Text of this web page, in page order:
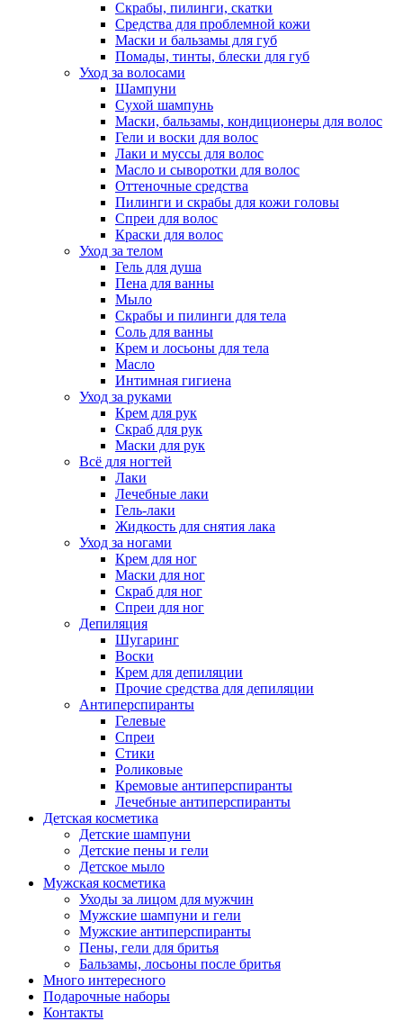
Скрабы, пилинги, скатки
Средства для проблемной кожи
Маски и бальзамы для губ
Помады, тинты, блески для губ
Уход за волосами
Шампуни
Сухой шампунь
Маски, бальзамы, кондиционеры для волос
Гели и воски для волос
Лаки и муссы для волос
Масло и сыворотки для волос
Оттеночные средства
Пилинги и скрабы для кожи головы
Спреи для волос
Краски для волос
Уход за телом
Гель для душа
Пена для ванны
Мыло
Скрабы и пилинги для тела
Соль для ванны
Крем и лосьоны для тела
Масло
Интимная гигиена
Уход за руками
Крем для рук
Скраб для рук
Маски для рук
Всё для ногтей
Лаки
Лечебные лаки
Гель-лаки
Жидкость для снятия лака
Уход за ногами
Крем для ног
Маски для ног
Скраб для ног
Спреи для ног
Депиляция
Шугаринг
Воски
Крем для депиляции
Прочие средства для депиляции
Антиперспиранты
Гелевые
Спреи
Стики
Роликовые
Кремовые антиперспиранты
Лечебные антиперспиранты
Детская косметика
Детские шампуни
Детские пены и гели
Детское мыло
Мужская косметика
Уходы за лицом для мужчин
Мужские шампуни и гели
Мужские антиперспиранты
Пены, гели для бритья
Бальзамы, лосьоны после бритья
Много интересного
Подарочные наборы
Контакты